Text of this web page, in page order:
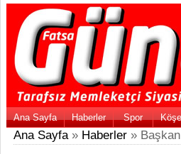
Ana Sayfa Haberler Spor
Ana Sayfa» Haberler »